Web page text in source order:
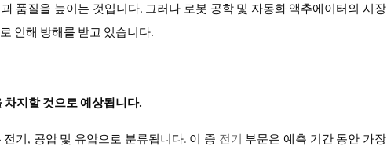
품질을 높이는 것입니다. 그러나 로봇 공학 및 자동화 액추에이터의 시장
인해 방해를 받고 있습니다.
차지할 것으로 예상됩니다.
기, 공압 및 유압으로 분류됩니다. 이 중 전기 부문은 예측 기간 동안 가장